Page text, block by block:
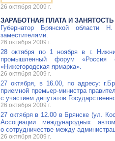
26 октября 2009 г.
ЗАРАБОТНАЯ ПЛАТА И ЗАНЯТОСТЬ
Губернатор Брянской области
заместителями.
26 октября 2009 г.
28 октября по 1 ноября в г.
промышленный форум «Россия
«Нижегородская ярмарка».
26 октября 2009 г.
27 октября, в 16.00, по адресу:
приемной премьер-министра
с участием депутатов
26 октября 2009 г.
27 октября в 12.00 в Брянске (ул.
Ассоциации международных
о сотрудничестве между
26 октября 2009 г.